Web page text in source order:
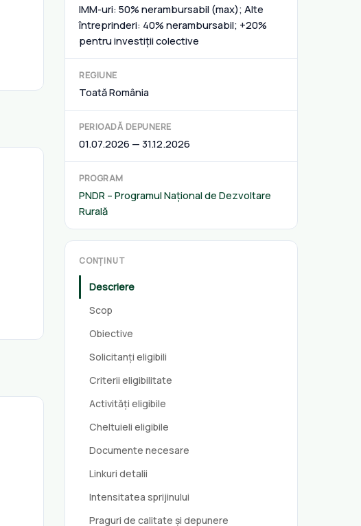
IMM-uri: 50% nerambursabil (max); Alte
întreprinderi: 40% nerambursabil; +20%
pentru investiții colective
REGIUNE
Toată România
PERIOADĂ DEPUNERE
01.07.2026 — 31.12.2026
PROGRAM
PNDR – Programul Național de Dezvoltare
Rurală
CONȚINUT
Descriere
Scop
Obiective
Solicitanți eligibili
Criterii eligibilitate
Activități eligibile
Cheltuieli eligibile
Documente necesare
Linkuri detalii
Intensitatea sprijinului
Praguri de calitate și depunere